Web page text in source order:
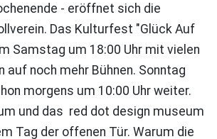
- eröffnet sich die
Das Kulturfest "Glück Auf
Samstag um 18:00 Uhr mit vielen
auf noch mehr Bühnen. Sonntag
morgens um 10:00 Uhr weiter.
und das red dot design museum
Tag der offenen Tür. Warum die